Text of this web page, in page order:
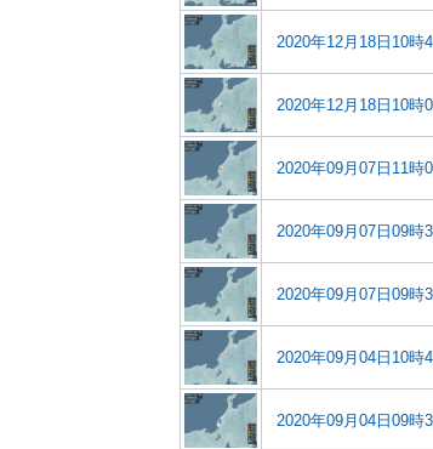
2020年12月18日10時
2020年12月18日10時
2020年09月07日11時
2020年09月07日09時
2020年09月07日09時
2020年09月04日10時
2020年09月04日09時